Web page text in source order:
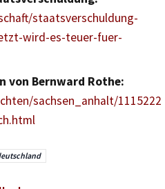
staatsverschuldung-
wird-es-teuer-fuer-
von Bernward Rothe:
sachsen_anhalt/1115222